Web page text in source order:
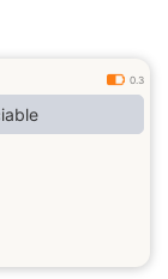
0.3